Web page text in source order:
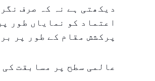
دیکھتی ہے نہ کہ صرف
اعتماد کو نمایاں طور
پرکشش مقام کے طور پر
عالمی سطح پر مسابقت کی